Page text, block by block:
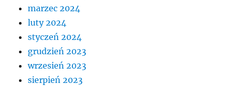
marzec 2024
luty 2024
styczeń 2024
grudzień 2023
wrzesień 2023
sierpień 2023